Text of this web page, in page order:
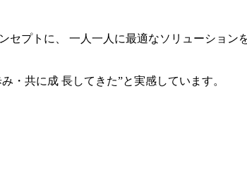
プトに、 一人一人に最適なソリューション
・共に成 長してきた”と実感しています。